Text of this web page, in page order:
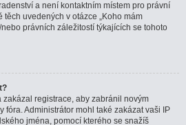
a není kontaktním místem pro právní
uvedených v otázce „Koho mám
právních záležitostí týkajících se tohoto
registrace, aby zabránil novým
fóra. Administrátor mohl také zakázat vaši IP
jména, pomocí kterého se snažíš